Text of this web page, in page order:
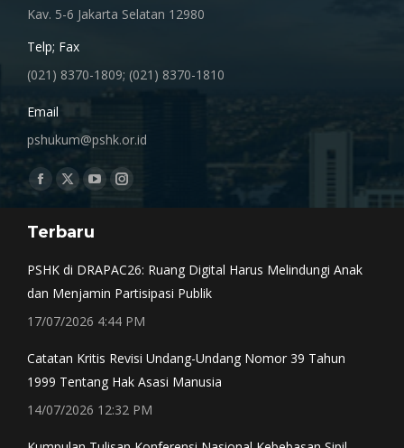
Kav. 5-6 Jakarta Selatan 12980
Telp; Fax
(021) 8370-1809; (021) 8370-1810
Email
pshukum@pshk.or.id
Find us on:
Facebook
opens
window
X
opens
window
YouTube
opens
Instagram
window
Terbaru
PSHK di DRAPAC26: Ruang Digital Harus Melindungi Anak
dan Menjamin Partisipasi Publik
17/07/2026 4:44 PM
Catatan Kritis Revisi Undang-Undang Nomor 39 Tahun
1999 Tentang Hak Asasi Manusia
14/07/2026 12:32 PM